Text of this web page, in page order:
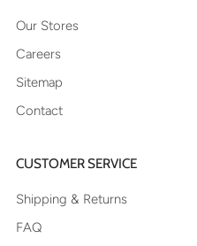
Our Stores
Careers
Sitemap
Contact
CUSTOMER SERVICE
Shipping & Returns
FAQ